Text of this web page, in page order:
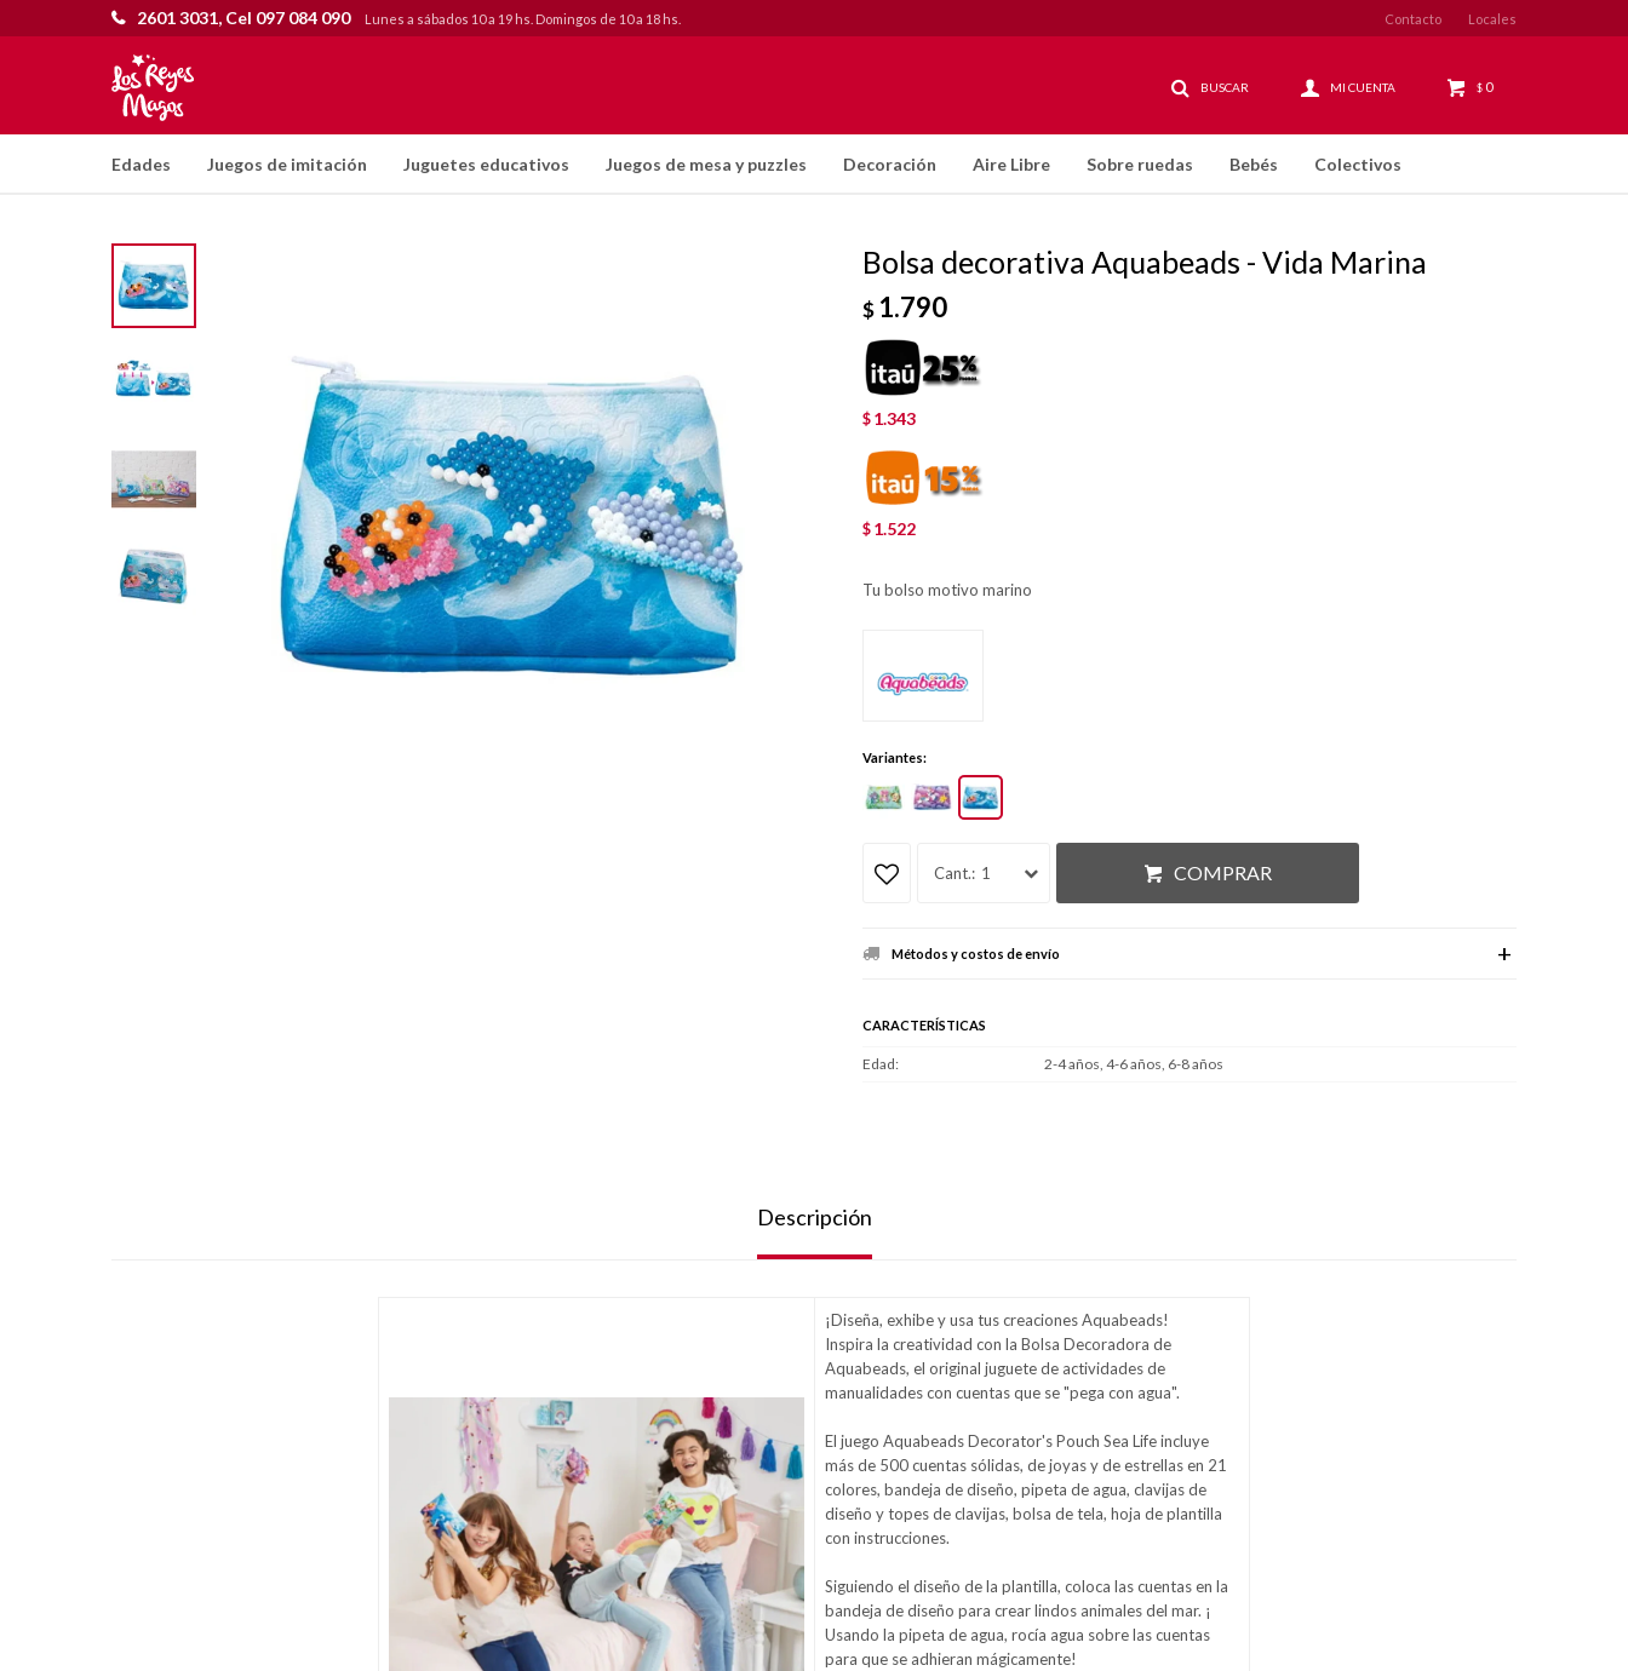
Edades Juegos de imitación Juguetes educativos Juegos de mesa y puzzles Decoración Aire Libre Sobre ruedas Bebés Colectivos
$ 0
2601 3031, Cel 097 084 090 Lunes a sábados 10 a 19 hs. Domingos de 10 a 18 hs. Contacto Locales
Bolsa decorativa Aquabeads - Vida Marina
$ 1.790
$ 1.343
$ 1.522
Tu bolso motivo marino
Variantes:
1 COMPRAR
Métodos y costos de envío
CARACTERÍSTICAS
Edad 2-4 años, 4-6 años, 6-8 años
Descripción
¡Diseña, exhibe y usa tus creaciones Aquabeads!
Inspira la creatividad con la Bolsa Decoradora de
Aquabeads, el original juguete de actividades de
manualidades con cuentas que se "pega con agua".
El juego Aquabeads Decorator's Pouch Sea Life incluye
más de 500 cuentas sólidas, de joyas y de estrellas en 21
colores, bandeja de diseño, pipeta de agua, clavijas de
diseño y topes de clavijas, bolsa de tela, hoja de plantilla
con instrucciones.
Siguiendo el diseño de la plantilla, coloca las cuentas en la
bandeja de diseño para crear lindos animales del mar. ¡
Usando la pipeta de agua, rocía agua sobre las cuentas
para que se adhieran mágicamente!